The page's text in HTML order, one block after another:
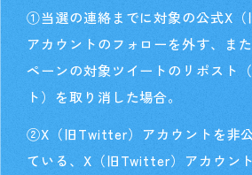
①当選の連絡までに対象の公式X（
アカウントのフォローを外す、ま
ペーンの対象ツイートのリポスト
ト）を取り消した場合。
②X（旧Twitter）アカウントを非
ている、X（旧Twitter）アカウン